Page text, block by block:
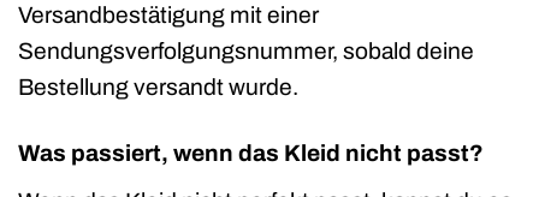
Versandbestätigung mit einer
Sendungsverfolgungsnummer, sobald deine
Bestellung versandt wurde.
Was passiert, wenn das Kleid nicht passt?